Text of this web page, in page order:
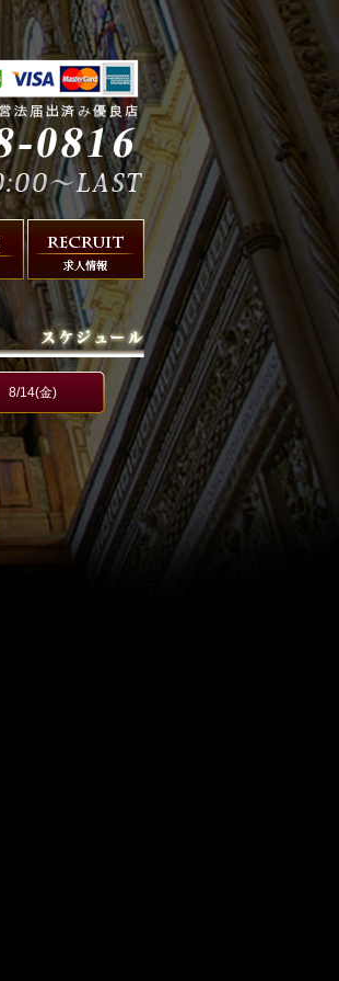
8/14(金)